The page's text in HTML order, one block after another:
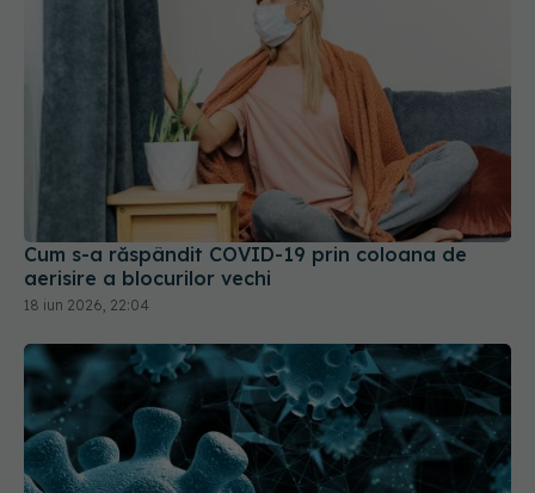
Cum s-a răspândit COVID-19 prin coloana de
aerisire a blocurilor vechi
18 iun 2026, 22:04